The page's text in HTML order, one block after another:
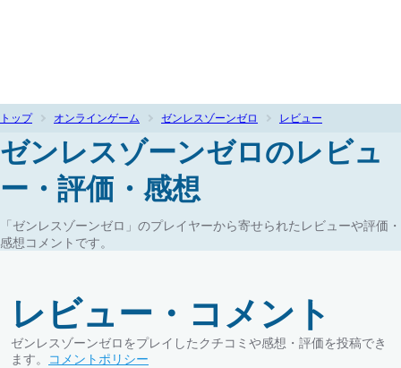
トップ オンラインゲーム ゼンレスゾーンゼロ レビュー
ゼンレスゾーンゼロのレビュ
ー・評価・感想
「ゼンレスゾーンゼロ」のプレイヤーから寄せられたレビューや評価・
感想コメントです。
レビュー・コメント
ゼンレスゾーンゼロをプレイしたクチコミや感想・評価を投稿でき
ます。 コメントポリシー